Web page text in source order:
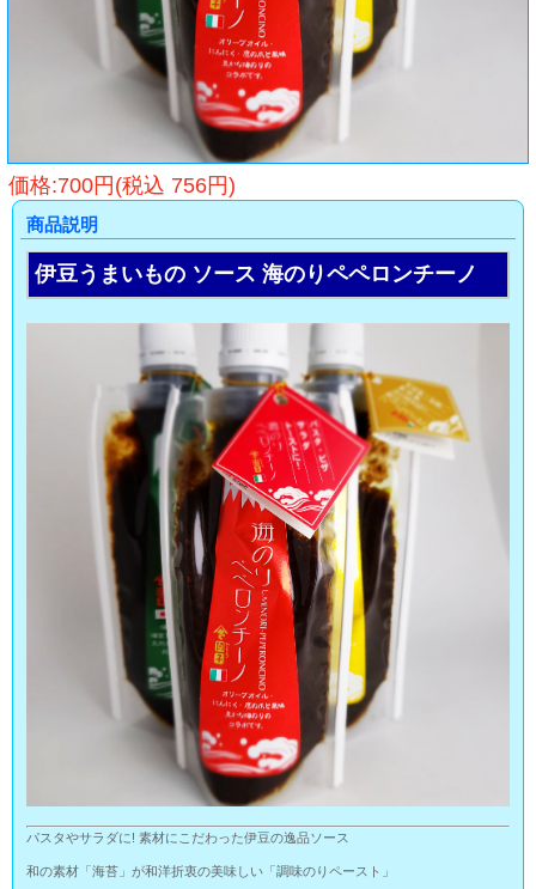
価格:700円(税込 756円)
商品説明
伊豆うまいもの ソース 海のりペペロンチーノ
パスタやサラダに! 素材にこだわった伊豆の逸品ソース
和の素材「海苔」が和洋折衷の美味しい「調味のりペースト」